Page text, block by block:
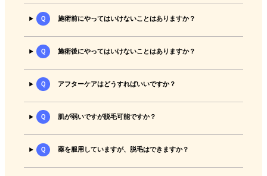
Ｑ 施術前にやってはいけないことはありますか？
Ｑ 施術後にやってはいけないことはありますか？
Ｑ アフターケアはどうすればいいですか？
Ｑ 肌が弱いですが脱毛可能ですか？
Ｑ 薬を服用していますが、脱毛はできますか？